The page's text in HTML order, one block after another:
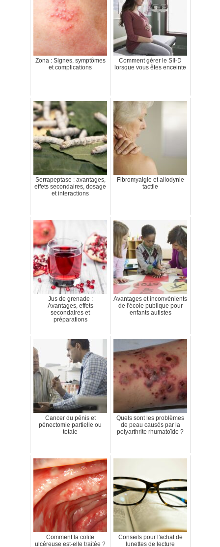
Zona : Signes, symptômes
et complications
Comment gérer le SII-D
lorsque vous êtes enceinte
Serrapeptase : avantages,
effets secondaires, dosage
et interactions
Fibromyalgie et allodynie
tactile
Jus de grenade :
Avantages, effets
secondaires et
préparations
Avantages et inconvénients
de l'école publique pour
enfants autistes
Cancer du pénis et
pénectomie partielle ou
totale
Quels sont les problèmes
de peau causés par la
polyarthrite rhumatoïde ?
Comment la colite
ulcéreuse est-elle traitée ?
Conseils pour l'achat de
lunettes de lecture